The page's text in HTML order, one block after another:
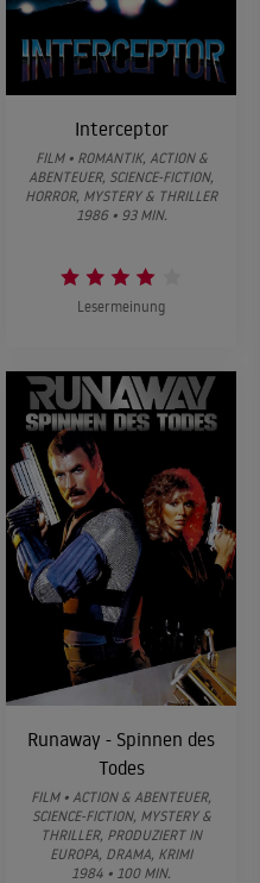
Interceptor
FILM • ROMANTIK, ACTION &
ABENTEUER, SCIENCE-FICTION,
HORROR, MYSTERY & THRILLER
1986 • 93 MIN.
Lesermeinung
Runaway - Spinnen des
Todes
FILM • ACTION & ABENTEUER,
SCIENCE-FICTION, MYSTERY &
THRILLER, PRODUZIERT IN
EUROPA, DRAMA, KRIMI
1984 • 100 MIN.